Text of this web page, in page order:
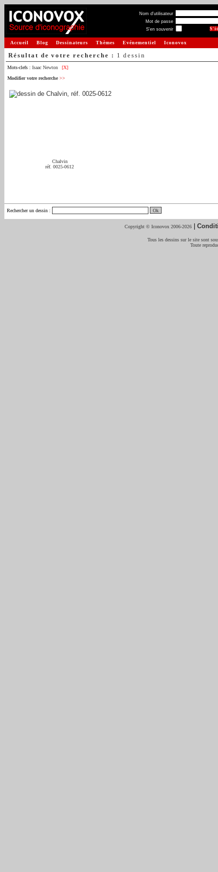
Nom d'utilisateur
Mot de passe
S'en souvenir
Accueil Blog Dessinateurs Thèmes Evénementiel Iconovox
Résultat de votre recherche : 1 dessin
Mots-clefs : Isaac Newton
[X]
Modifier votre recherche >>
Chalvin
réf. 0025-0612
Rechercher un dessin :
Copyright © Iconovox 2006-2026 |
Tous les dessins sur le site sont
Toute